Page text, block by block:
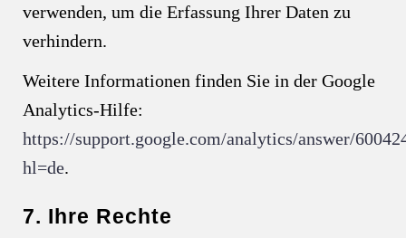
verwenden, um die Erfassung Ihrer Daten zu
verhindern.
Weitere Informationen finden Sie in der Google
Analytics-Hilfe:
https://support.google.com/analytics/answer/
hl=de.
7. Ihre Rechte